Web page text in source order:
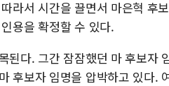
라서 시간을 끌면서 마은혁 후
용을 확정할 수 있다.
된다. 그간 잠잠했던 마 후보자
후보자 임명을 압박하고 있다.